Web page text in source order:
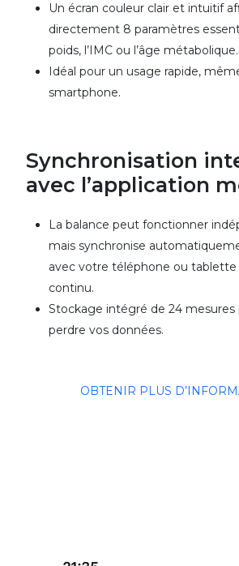
Un écran couleur clair et intuitif
directement 8 paramètres
poids, l’IMC ou l’âge métabolique.
Idéal pour un usage rapide,
smartphone.
Synchronisation
avec l’application
La balance peut fonctionner
mais synchronise
avec votre téléphone ou tablette
continu.
Stockage intégré de 24 mesures
perdre vos données.
OBTENIR PLUS